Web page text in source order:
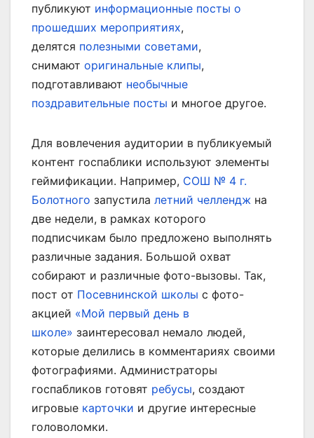
публикуют информационные посты о
прошедших мероприятиях,
делятся полезными советами,
снимают оригинальные клипы,
подготавливают необычные
поздравительные посты и многое другое.
Для вовлечения аудитории в публикуемый
контент госпаблики используют элементы
геймификации. Например, СОШ № 4 г.
Болотного запустила летний челлендж на
две недели, в рамках которого
подписчикам было предложено выполнять
различные задания. Большой охват
собирают и различные фото-вызовы. Так,
пост от Посевнинской школы с фото-
акцией «Мой первый день в
школе» заинтересовал немало людей,
которые делились в комментариях своими
фотографиями. Администраторы
госпабликов готовят ребусы, создают
игровые карточки и другие интересные
головоломки.